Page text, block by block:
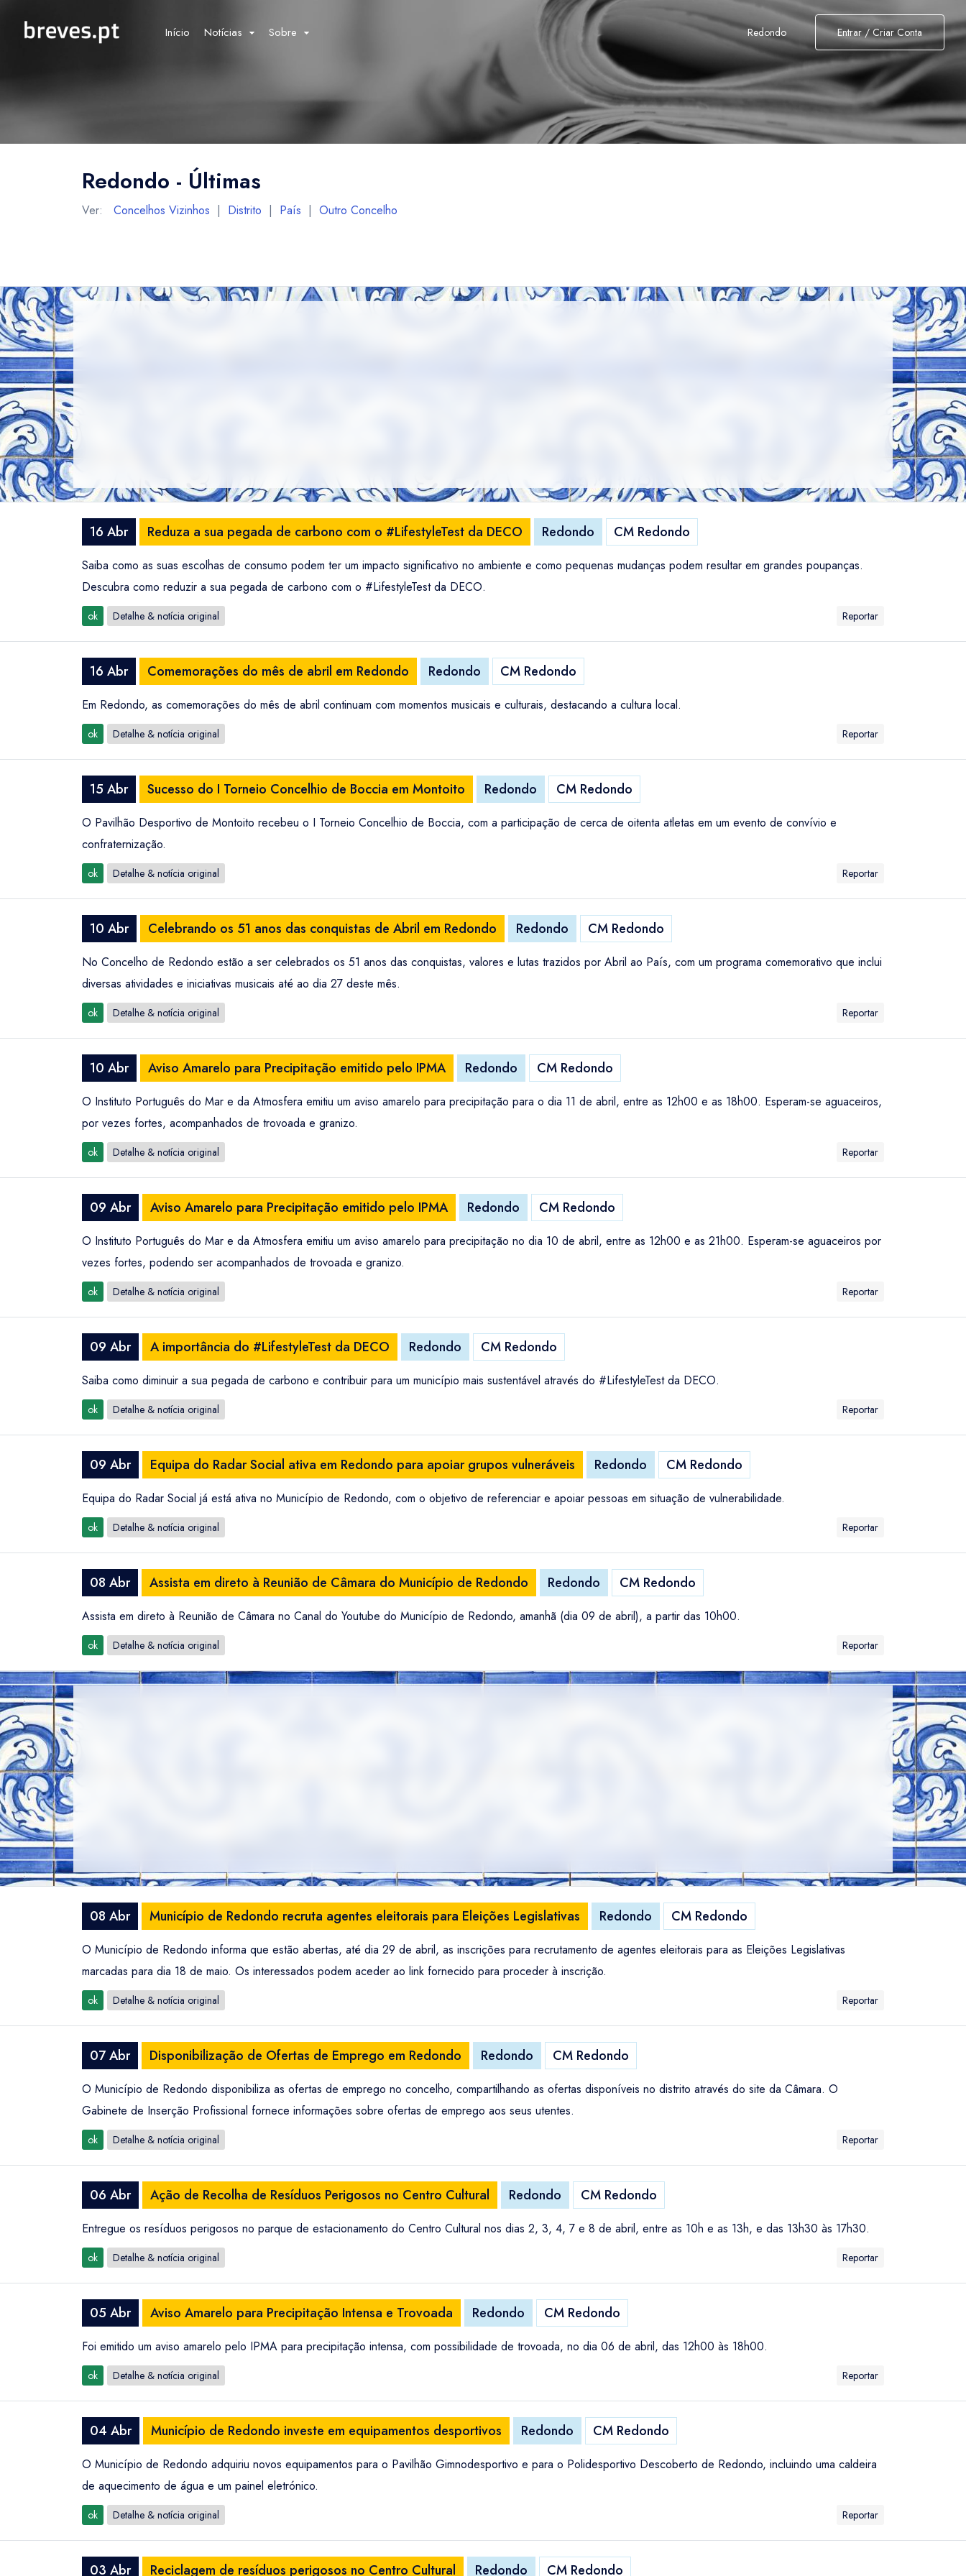
Início Notícias Sobre Redondo Entrar / Criar Conta
Redondo - Últimas
Ver: Concelhos Vizinhos | Distrito | País | Outro Concelho
16 Abr Reduza a sua pegada de carbono com o #LifestyleTest da DECO Redondo CM Redondo
Saiba como as suas escolhas de consumo podem ter um impacto significativo no ambiente e como pequenas mudanças podem resultar em grandes poupanças.
Descubra como reduzir a sua pegada de carbono com o #LifestyleTest da DECO.
ok Detalhe & notícia original Reportar
16 Abr Comemorações do mês de abril em Redondo Redondo CM Redondo
Em Redondo, as comemorações do mês de abril continuam com momentos musicais e culturais, destacando a cultura local.
ok Detalhe & notícia original Reportar
15 Abr Sucesso do I Torneio Concelhio de Boccia em Montoito Redondo CM Redondo
O Pavilhão Desportivo de Montoito recebeu o I Torneio Concelhio de Boccia, com a participação de cerca de oitenta atletas em um evento de convívio e
confraternização.
ok Detalhe & notícia original Reportar
10 Abr Celebrando os 51 anos das conquistas de Abril em Redondo Redondo CM Redondo
No Concelho de Redondo estão a ser celebrados os 51 anos das conquistas, valores e lutas trazidos por Abril ao País, com um programa comemorativo que inclui
diversas atividades e iniciativas musicais até ao dia 27 deste mês.
ok Detalhe & notícia original Reportar
10 Abr Aviso Amarelo para Precipitação emitido pelo IPMA Redondo CM Redondo
O Instituto Português do Mar e da Atmosfera emitiu um aviso amarelo para precipitação para o dia 11 de abril, entre as 12h00 e as 18h00. Esperam-se aguaceiros,
por vezes fortes, acompanhados de trovoada e granizo.
ok Detalhe & notícia original Reportar
09 Abr Aviso Amarelo para Precipitação emitido pelo IPMA Redondo CM Redondo
O Instituto Português do Mar e da Atmosfera emitiu um aviso amarelo para precipitação no dia 10 de abril, entre as 12h00 e as 21h00. Esperam-se aguaceiros por
vezes fortes, podendo ser acompanhados de trovoada e granizo.
ok Detalhe & notícia original Reportar
09 Abr A importância do #LifestyleTest da DECO Redondo CM Redondo
Saiba como diminuir a sua pegada de carbono e contribuir para um município mais sustentável através do #LifestyleTest da DECO.
ok Detalhe & notícia original Reportar
09 Abr Equipa do Radar Social ativa em Redondo para apoiar grupos vulneráveis Redondo CM Redondo
Equipa do Radar Social já está ativa no Município de Redondo, com o objetivo de referenciar e apoiar pessoas em situação de vulnerabilidade.
ok Detalhe & notícia original Reportar
08 Abr Assista em direto à Reunião de Câmara do Município de Redondo Redondo CM Redondo
Assista em direto à Reunião de Câmara no Canal do Youtube do Município de Redondo, amanhã (dia 09 de abril), a partir das 10h00.
ok Detalhe & notícia original Reportar
08 Abr Município de Redondo recruta agentes eleitorais para Eleições Legislativas Redondo CM Redondo
O Município de Redondo informa que estão abertas, até dia 29 de abril, as inscrições para recrutamento de agentes eleitorais para as Eleições Legislativas
marcadas para dia 18 de maio. Os interessados podem aceder ao link fornecido para proceder à inscrição.
ok Detalhe & notícia original Reportar
07 Abr Disponibilização de Ofertas de Emprego em Redondo Redondo CM Redondo
O Município de Redondo disponibiliza as ofertas de emprego no concelho, compartilhando as ofertas disponíveis no distrito através do site da Câmara. O
Gabinete de Inserção Profissional fornece informações sobre ofertas de emprego aos seus utentes.
ok Detalhe & notícia original Reportar
06 Abr Ação de Recolha de Resíduos Perigosos no Centro Cultural Redondo CM Redondo
Entregue os resíduos perigosos no parque de estacionamento do Centro Cultural nos dias 2, 3, 4, 7 e 8 de abril, entre as 10h e as 13h, e das 13h30 às 17h30.
ok Detalhe & notícia original Reportar
05 Abr Aviso Amarelo para Precipitação Intensa e Trovoada Redondo CM Redondo
Foi emitido um aviso amarelo pelo IPMA para precipitação intensa, com possibilidade de trovoada, no dia 06 de abril, das 12h00 às 18h00.
ok Detalhe & notícia original Reportar
04 Abr Município de Redondo investe em equipamentos desportivos Redondo CM Redondo
O Município de Redondo adquiriu novos equipamentos para o Pavilhão Gimnodesportivo e para o Polidesportivo Descoberto de Redondo, incluindo uma caldeira
de aquecimento de água e um painel eletrónico.
ok Detalhe & notícia original Reportar
03 Abr Reciclagem de resíduos perigosos no Centro Cultural Redondo CM Redondo